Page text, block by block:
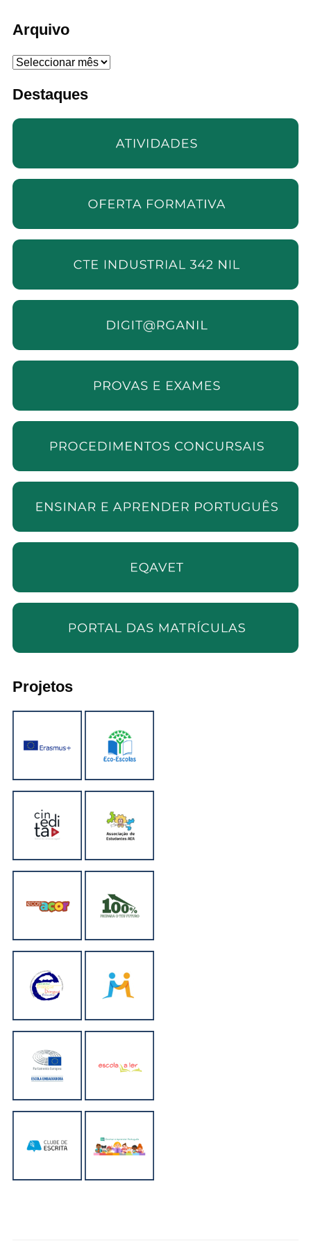
Arquivo
Arquivo
Destaques
Projetos